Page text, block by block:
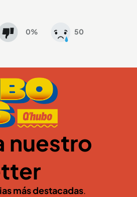
0% 50
nuestro
más destacadas.